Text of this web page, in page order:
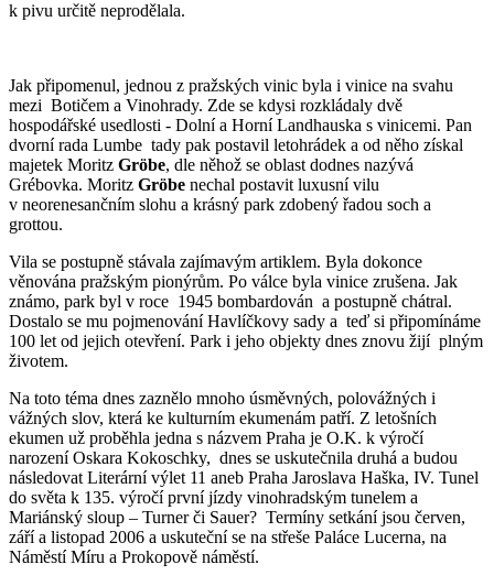
k pivu určitě neprodělala.
Jak připomenul, jednou z pražských vinic byla i vinice na svahu
mezi Botičem a Vinohrady. Zde se kdysi rozkládaly dvě
hospodářské usedlosti - Dolní a Horní Landhauska s vinicemi. Pan
dvorní rada Lumbe tady pak postavil letohrádek a od něho získal
majetek Moritz Gröbe, dle něhož se oblast dodnes nazývá
Grébovka. Moritz Gröbe nechal postavit luxusní vilu
v neorenesančním slohu a krásný park zdobený řadou soch a
grottou.
Vila se postupně stávala zajímavým artiklem. Byla dokonce
věnována pražským pionýrům. Po válce byla vinice zrušena. Jak
známo, park byl v roce 1945 bombardován a postupně chátral.
Dostalo se mu pojmenování Havlíčkovy sady a teď si připomínáme
100 let od jejich otevření. Park i jeho objekty dnes znovu žijí plným
životem.
Na toto téma dnes zaznělo mnoho úsměvných, polovážných i
vážných slov, která ke kulturním ekumenám patří. Z letošních
ekumen už proběhla jedna s názvem Praha je O.K. k výročí
narození Oskara Kokoschky, dnes se uskutečnila druhá a budou
následovat Literární výlet 11 aneb Praha Jaroslava Haška, IV. Tunel
do světa k 135. výročí první jízdy vinohradským tunelem a
Mariánský sloup – Turner či Sauer? Termíny setkání jsou červen,
září a listopad 2006 a uskuteční se na střeše Paláce Lucerna, na
Náměstí Míru a Prokopově náměstí.